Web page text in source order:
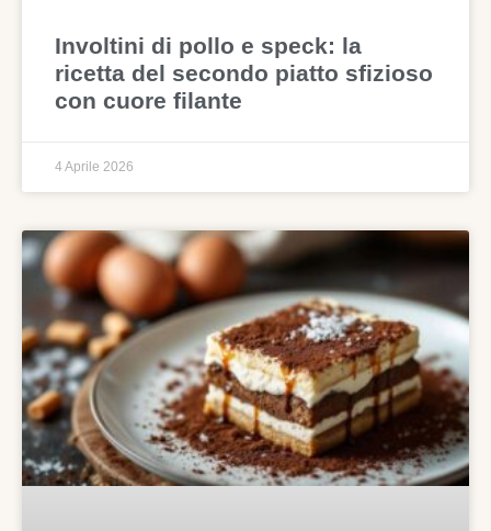
Involtini di pollo e speck: la
ricetta del secondo piatto sfizioso
con cuore filante
4 Aprile 2026